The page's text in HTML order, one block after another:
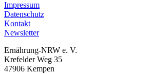
Impressum
Datenschutz
Kontakt
Newsletter
Ernährung-NRW e. V.
Krefelder Weg 35
47906 Kempen